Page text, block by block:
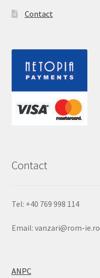
Contact
Contact
Tel: +40 769 998 114
Email: vanzari@rom-ie.ro
ANPC